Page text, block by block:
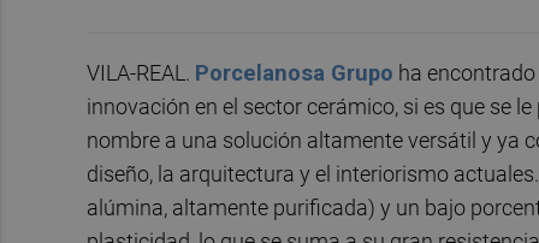
VILA-REAL. Porcelanosa Grupo ha
innovación en el sector cerámico, si es que se
nombre a una solución altamente versátil y ya
diseño, la arquitectura y el interiorismo
alúmina, altamente purificada) y un bajo